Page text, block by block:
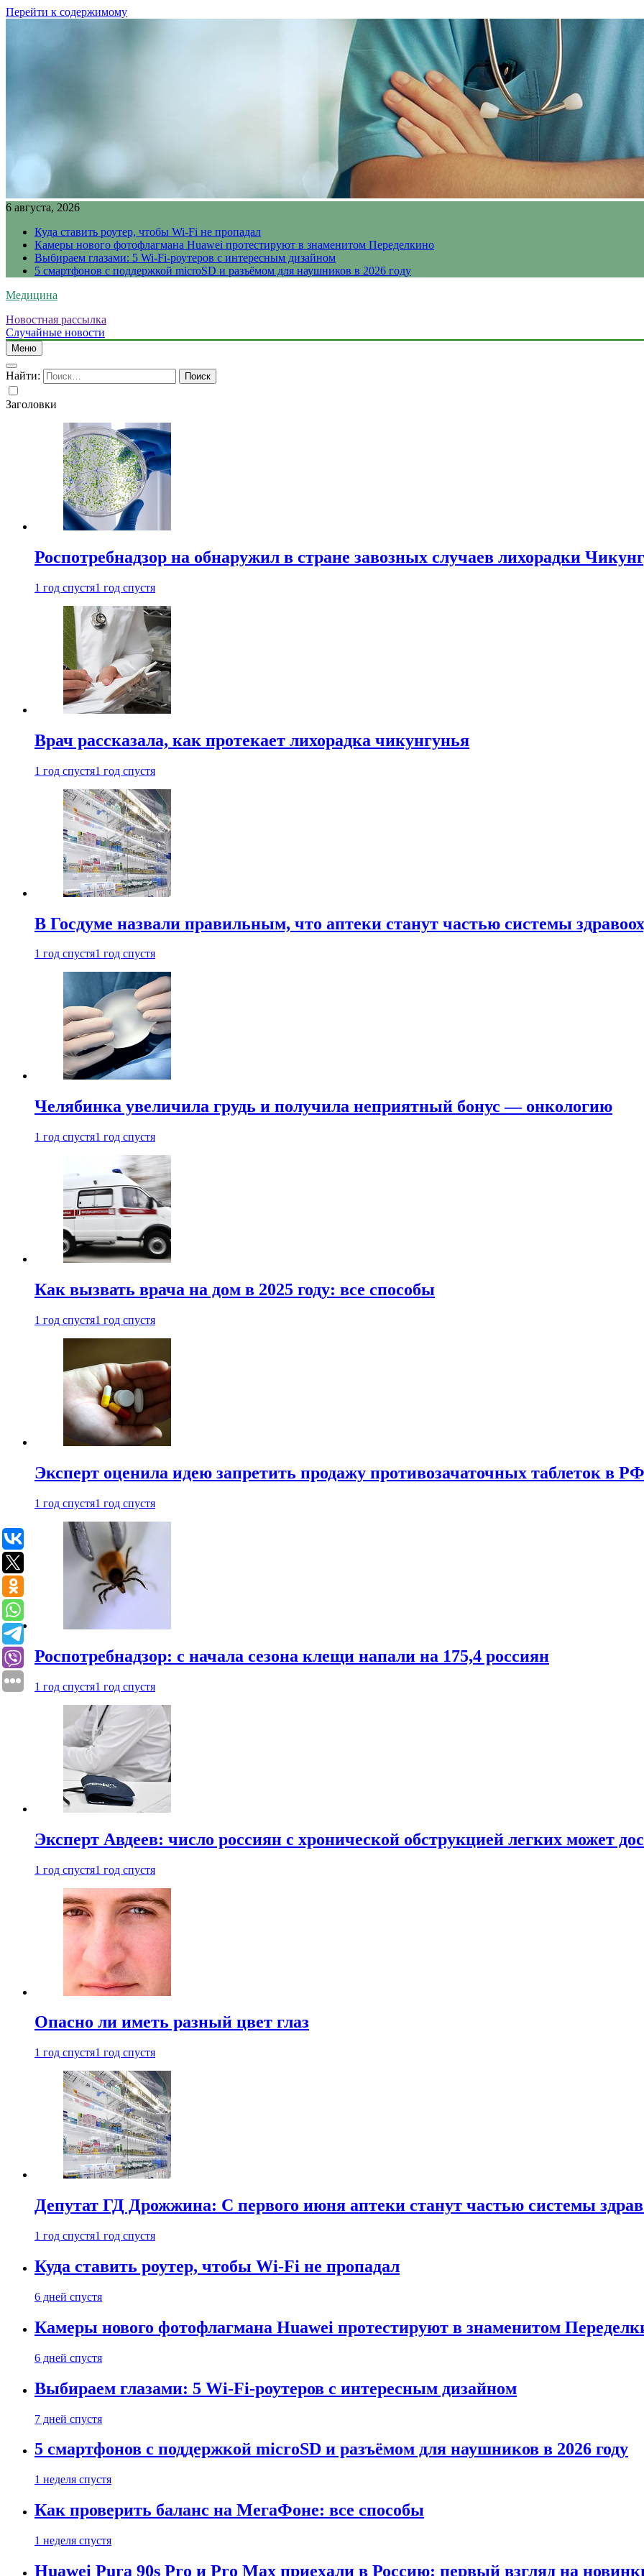
Перейти к содержимому
6 августа, 2026
Куда ставить роутер, чтобы Wi-Fi не пропадал
Камеры нового фотофлагмана Huawei протестируют в знаменитом Переделкино
Выбираем глазами: 5 Wi-Fi-роутеров с интересным дизайном
5 смартфонов с поддержкой microSD и разъёмом для наушников в 2026 году
Медицина
Новостная рассылка
Случайные новости
Меню
Найти:
Заголовки
Роспотребнадзор на обнаружил в стране завозных случаев лихорадки
1 год спустя1 год спустя
Врач рассказала, как протекает лихорадка чикунгунья
1 год спустя1 год спустя
В Госдуме назвали правильным, что аптеки станут частью системы
1 год спустя1 год спустя
Челябинка увеличила грудь и получила неприятный бонус — онкологию
1 год спустя1 год спустя
Как вызвать врача на дом в 2025 году: все способы
1 год спустя1 год спустя
Эксперт оценила идею запретить продажу противозачаточных таблеток в РФ
1 год спустя1 год спустя
Роспотребнадзор: с начала сезона клещи напали на 175,4 россиян
1 год спустя1 год спустя
Эксперт Авдеев: число россиян с хронической обструкцией легких может
1 год спустя1 год спустя
Опасно ли иметь разный цвет глаз
1 год спустя1 год спустя
Депутат ГД Дрожжина: С первого июня аптеки станут частью системы
1 год спустя1 год спустя
Куда ставить роутер, чтобы Wi-Fi не пропадал
6 дней спустя
Камеры нового фотофлагмана Huawei протестируют в знаменитом
6 дней спустя
Выбираем глазами: 5 Wi-Fi-роутеров с интересным дизайном
7 дней спустя
5 смартфонов с поддержкой microSD и разъёмом для наушников в 2026 году
1 неделя спустя
Как проверить баланс на МегаФоне: все способы
1 неделя спустя
Huawei Pura 90s Pro и Pro Max приехали в Россию: первый взгляд на